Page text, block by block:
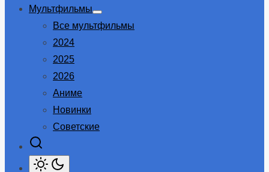
Мультфильмы
Show
sub
Все мультфильмы
2024
2025
2026
Аниме
Новинки
Советские